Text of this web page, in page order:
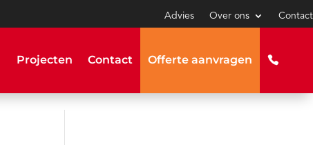
Advies Over ons Contact
Projecten Contact Offerte aanvragen